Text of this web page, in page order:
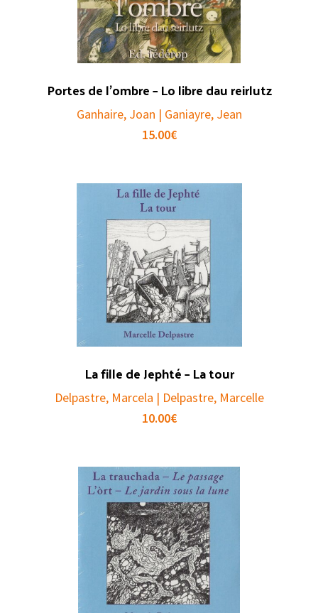
Portes de l’ombre – Lo libre dau reirlutz
Ganhaire, Joan | Ganiayre, Jean
15.00€
La fille de Jephté – La tour
Delpastre, Marcela | Delpastre, Marcelle
10.00€